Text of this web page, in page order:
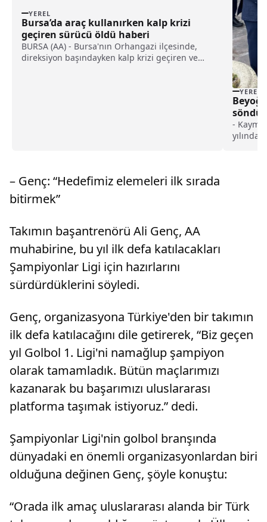
YEREL
Bursa’da araç kullanırken kalp krizi
geçiren sürücü öldü haberi
BURSA (AA) - Bursa'nın Orhangazi ilçesinde,
direksiyon başındayken kalp krizi geçiren ve
YEREL
-
yılında
– Genç: “Hedefimiz elemeleri ilk sırada
bitirmek”
Takımın başantrenörü Ali Genç, AA
muhabirine, bu yıl ilk defa katılacakları
Şampiyonlar Ligi için hazırlarını
sürdürdüklerini söyledi.
Genç, organizasyona Türkiye'den bir takımın
ilk defa katılacağını dile getirerek, “Biz geçen
yıl Golbol 1. Ligi'ni namağlup şampiyon
olarak tamamladık. Bütün maçlarımızı
kazanarak bu başarımızı uluslararası
platforma taşımak istiyoruz.” dedi.
Şampiyonlar Ligi'nin golbol branşında
dünyadaki en önemli organizasyonlardan biri
olduğuna değinen Genç, şöyle konuştu:
“Orada ilk amaç uluslararası alanda bir Türk